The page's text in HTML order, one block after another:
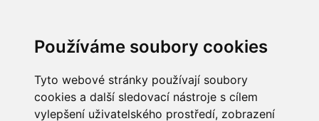
Používáme soubory cookies
Tyto webové stránky používají soubory
cookies a další sledovací nástroje s cílem
vylepšení uživatelského prostředí, zobrazení